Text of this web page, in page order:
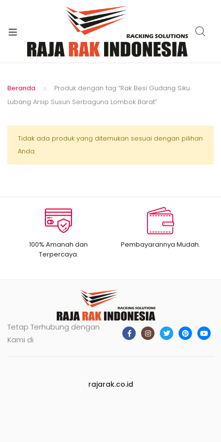
Beranda
Produk dengan tag “Rak Besi Gudang Siku
Lubang Arsip Susun Serbaguna Lombok Barat”
Tidak ada produk yang ditemukan sesuai dengan pilihan
Anda.
100% Amanah dan
Terpercaya.
Pembayarannya Mudah.
Tetap Terhubung dengan
Kami di
rajarak.co.id